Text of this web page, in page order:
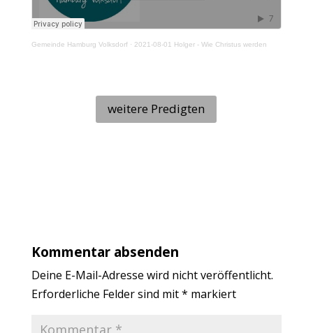
Gemeinde Hamburg Volksdorf· 2021-08-01 Holger - Wie Christus werden
weitere Predigten
Kommentar absenden
Deine E-Mail-Adresse wird nicht veröffentlicht.
Erforderliche Felder sind mit* markiert